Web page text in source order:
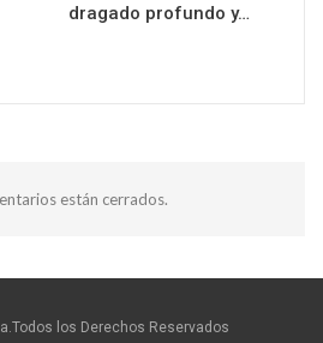
dragado profundo y…
están cerrados.
los Derechos Reservados